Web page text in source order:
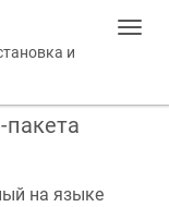
и
пакета
на языке